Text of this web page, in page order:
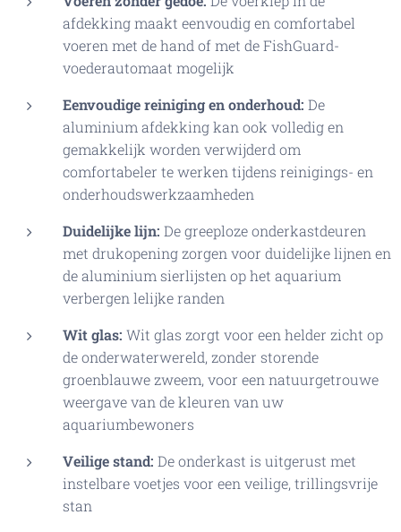
afdekking maakt eenvoudig en comfortabel
voeren met de hand of met de FishGuard-
voederautomaat mogelijk
Eenvoudige reiniging en onderhoud: De
aluminium afdekking kan ook volledig en
gemakkelijk worden verwijderd om
comfortabeler te werken tijdens reinigings- en
onderhoudswerkzaamheden
Duidelijke lijn: De greeploze onderkastdeuren
met drukopening zorgen voor duidelijke lijnen en
de aluminium sierlijsten op het aquarium
verbergen lelijke randen
Wit glas: Wit glas zorgt voor een helder zicht op
de onderwaterwereld, zonder storende
groenblauwe zweem, voor een natuurgetrouwe
weergave van de kleuren van uw
aquariumbewoners
Veilige stand: De onderkast is uitgerust met
instelbare voetjes voor een veilige, trillingsvrije
stan